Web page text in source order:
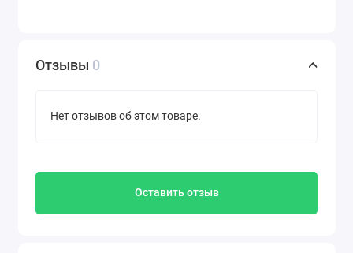
Отзывы 0
Нет отзывов об этом товаре.
Оставить отзыв